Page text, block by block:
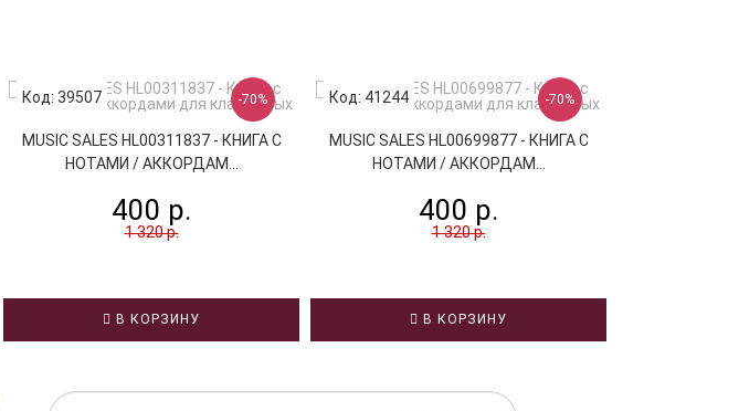
Код: 39507 -70%
MUSIC SALES HL00311837 - КНИГА С
НОТАМИ / АККОРДАМ...
400 р.
1 320 р.
В КОРЗИНУ
Код: 41244 -70%
MUSIC SALES HL00699877 - КНИГА С
НОТАМИ / АККОРДАМ...
400 р.
1 320 р.
В КОРЗИНУ